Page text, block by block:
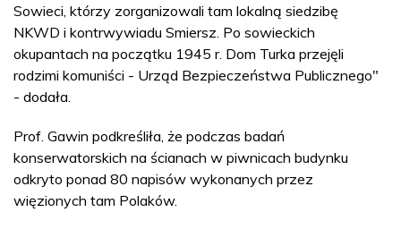
Sowieci, którzy zorganizowali tam lokalną siedzibę
NKWD i kontrwywiadu Smiersz. Po sowieckich
okupantach na początku 1945 r. Dom Turka przejęli
rodzimi komuniści - Urząd Bezpieczeństwa Publicznego"
- dodała.
Prof. Gawin podkreśliła, że podczas badań
konserwatorskich na ścianach w piwnicach budynku
odkryto ponad 80 napisów wykonanych przez
więzionych tam Polaków.